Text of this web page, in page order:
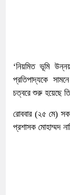
‘নিয়মিত ভূমি
প্রতিপাদ্যকে
চত্বরে শুরু হয়েছে
রোববার (২৫ মে)
প্রশাসক মোহাম্মদ